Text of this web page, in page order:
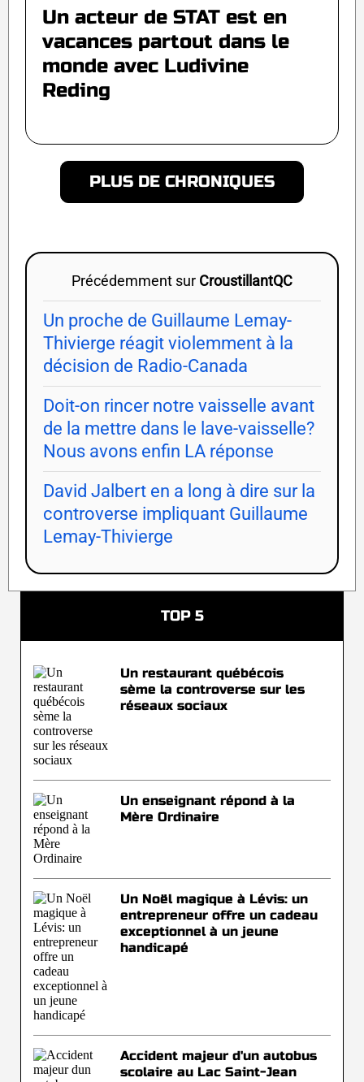
Un acteur de STAT est en
vacances partout dans le
monde avec Ludivine
Reding
PLUS DE CHRONIQUES
Précédemment sur CroustillantQC
Un proche de Guillaume Lemay-
Thivierge réagit violemment à la
décision de Radio-Canada
Doit-on rincer notre vaisselle avant
de la mettre dans le lave-vaisselle?
Nous avons enfin LA réponse
David Jalbert en a long à dire sur la
controverse impliquant Guillaume
Lemay-Thivierge
TOP 5
Un restaurant québécois
sème la controverse sur les
réseaux sociaux
Un enseignant répond à la
Mère Ordinaire
Un Noël magique à Lévis: un
entrepreneur offre un cadeau
exceptionnel à un jeune
handicapé
Accident majeur d'un autobus
scolaire au Lac Saint-Jean